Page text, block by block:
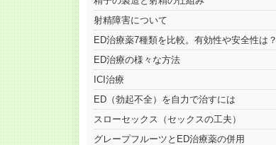
射精障害について
ED治療薬7種類を比較。有効性や安全性は？
ED治療の様々な方法
ICI治療
ED（勃起不全）を自力で治すには
スローセックス（セックスの工夫）
グレープフルーツとED治療薬の併用